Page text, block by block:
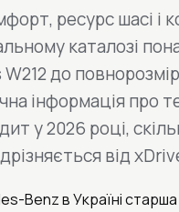
ресурс шасі
каталозі
до
інформація про
у 2026 році,
від
Benz в Україні старша